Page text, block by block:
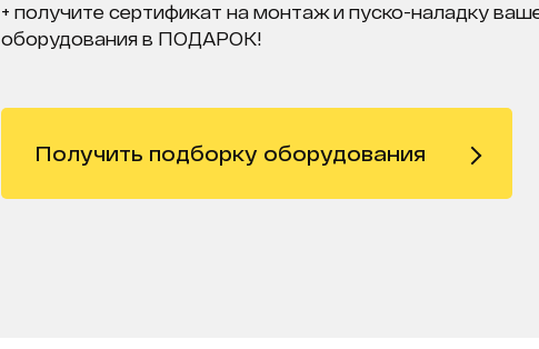
+ получите сертификат на монтаж и пуско-наладку
оборудования в ПОДАРОК!
Получить подборку оборудования